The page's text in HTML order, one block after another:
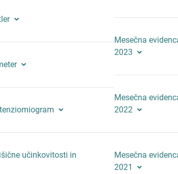
učinkovitosti in
Mesečna
2023
Mesečna
2022
Mesečna
2021